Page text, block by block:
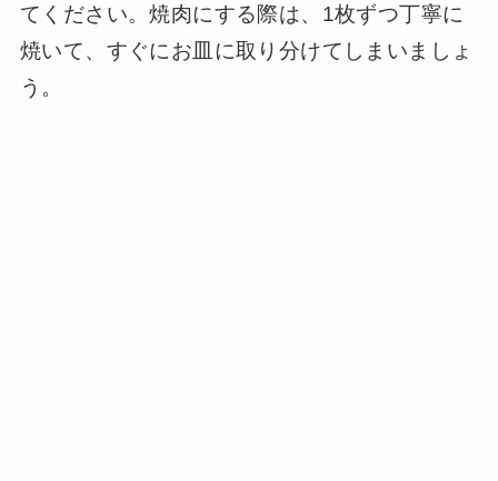
てください。焼肉にする際は、1枚ずつ丁寧に
焼いて、すぐにお皿に取り分けてしまいましょ
う。